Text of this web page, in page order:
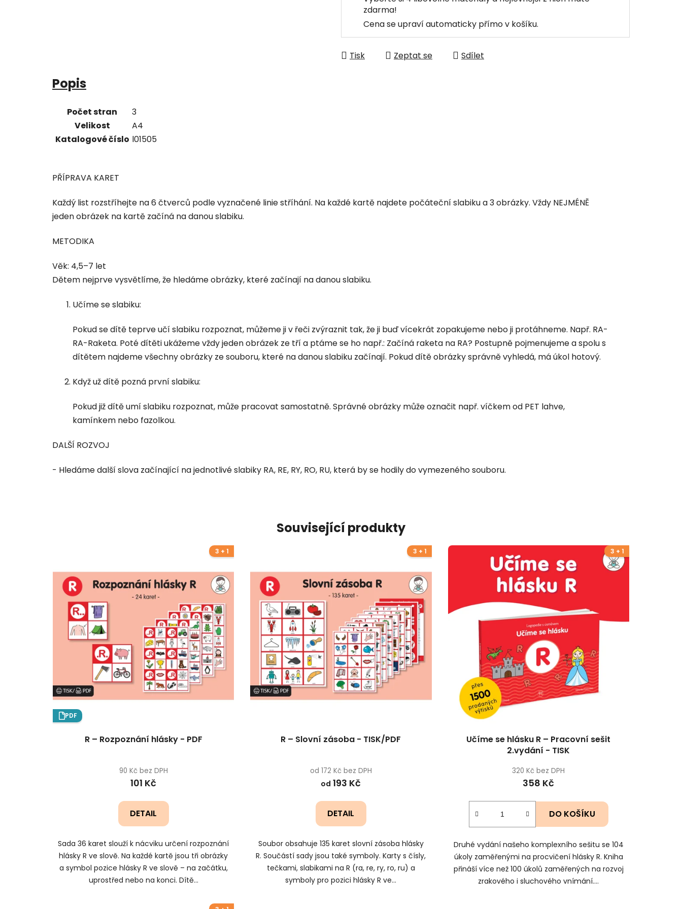
zdarma!
Cena se upraví automaticky přímo v košíku.
Tisk Zeptat se Sdílet
Popis
Počet stran
3
Velikost
A4
Katalogové číslo l01505
PŘÍPRAVA KARET
Každý list rozstříhejte na 6 čtverců podle vyznačené linie stříhání. Na každé kartě najdete počáteční slabiku a 3 obrázky. Vždy NEJMÉNĚ
jeden obrázek na kartě začíná na danou slabiku.
METODIKA
Věk: 4,5–7 let
Dětem nejprve vysvětlíme, že hledáme obrázky, které začínají na danou slabiku.
Učíme se slabiku:
Pokud se dítě teprve učí slabiku rozpoznat, můžeme ji v řeči zvýraznit tak, že ji buď vícekrát zopakujeme nebo ji protáhneme. Např. RA-
RA-Raketa. Poté dítěti ukážeme vždy jeden obrázek ze tří a ptáme se ho např.: Začíná raketa na RA? Postupně pojmenujeme a spolu s
dítětem najdeme všechny obrázky ze souboru, které na danou slabiku začínají. Pokud dítě obrázky správně vyhledá, má úkol hotový.
Když už dítě pozná první slabiku:
Pokud již dítě umí slabiku rozpoznat, může pracovat samostatně. Správné obrázky může označit např. víčkem od PET lahve,
kamínkem nebo fazolkou.
DALŠÍ ROZVOJ
- Hledáme další slova začínající na jednotlivé slabiky RA, RE, RY, RO, RU, která by se hodily do vymezeného souboru.
Související produkty
3 + 1
PDF
R – Rozpoznání hlásky - PDF
90 Kč bez DPH
101 Kč
DETAIL
Sada 36 karet slouží k nácviku určení rozpoznání
hlásky R ve slově. Na každé kartě jsou tři obrázky
a symbol pozice hlásky R ve slově – na začátku,
uprostřed nebo na konci. Dítě...
3 + 1
R – Slovní zásoba - TISK/PDF
od 172 Kč bez DPH
od 193 Kč
DETAIL
Soubor obsahuje 135 karet slovní zásoba hlásky
R. Součástí sady jsou také symboly. Karty s čísly,
tečkami, slabikami na R (ra, re, ry, ro, ru) a
symboly pro pozici hlásky R ve...
3 + 1
Učíme se hlásku R – Pracovní sešit
2.vydání - TISK
320 Kč bez DPH
358 Kč
DO KOŠÍKU
Druhé vydání našeho komplexního sešitu se 104
úkoly zaměřenými na procvičení hlásky R. Kniha
přináší více než 100 úkolů zaměřených na rozvoj
zrakového i sluchového vnímání....